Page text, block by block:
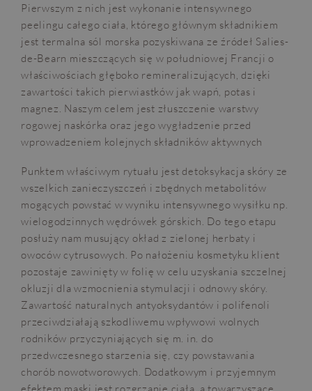
Pierwszym z nich jest wykonanie intensywnego
peelingu całego ciała, którego głównym składnikiem
jest termalna sól morska pozyskiwana ze źródeł Salies-
de-Bearn mieszczących się w południowej Francji o
właściwościach głęboko remineralizujących, dzięki
zawartości takich pierwiastków jak wapń, potas i
magnez. Naszym celem jest złuszczenie warstwy
rogowej naskórka oraz jego wygładzenie przed
wprowadzeniem kolejnych składników aktywnych
Punktem właściwym rytuału jest detoksykacja skóry ze
wszelkich zanieczyszczeń i zbędnych metabolitów
mogących powstać w wyniku intensywnego wysiłku np.
wielogodzinnych wędrówek górskich. Do tego etapu
posłuży nam musujący okład z zielonej herbaty i
owoców cytrusowych. Po nałożeniu kosmetyku klient
pozostaje zawinięty w folię w celu uzyskania szczelnej
okluzji dla wzmocnienia stymulacji i odnowy skóry.
Zawartość naturalnych antyoksydantów i polifenoli
przeciwdziałają szkodliwemu wpływowi wolnych
rodników przyczyniających się m. in. do
przedwczesnego starzenia się, czy powstawania
chorób nowotworowych. Dodatkowym i przyjemnym